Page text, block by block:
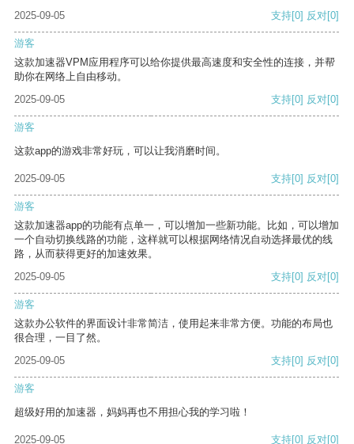
2025-09-05
支持[0] 反对[0]
游客
这款加速器VPM应用程序可以给你提供最高速度和安全性的连接，并帮
助你在网络上自由移动。
2025-09-05
支持[0] 反对[0]
游客
这款app的游戏非常好玩，可以让我消磨时间。
2025-09-05 支持[0] 反对[0]
游客
这款加速器app的功能有点单一，可以增加一些新功能。比如，可以增加
一个自动切换线路的功能，这样就可以根据网络情况自动选择最优的线
路，从而获得更好的加速效果。
2025-09-05
支持[0] 反对[0]
游客
这款办公软件的界面设计非常简洁，使用起来非常方便。功能的布局也
很合理，一目了然。
2025-09-05
支持[0] 反对[0]
游客
超级好用的加速器，妈妈再也不用担心我的学习啦！
2025-09-05 支持[0] 反对[0]